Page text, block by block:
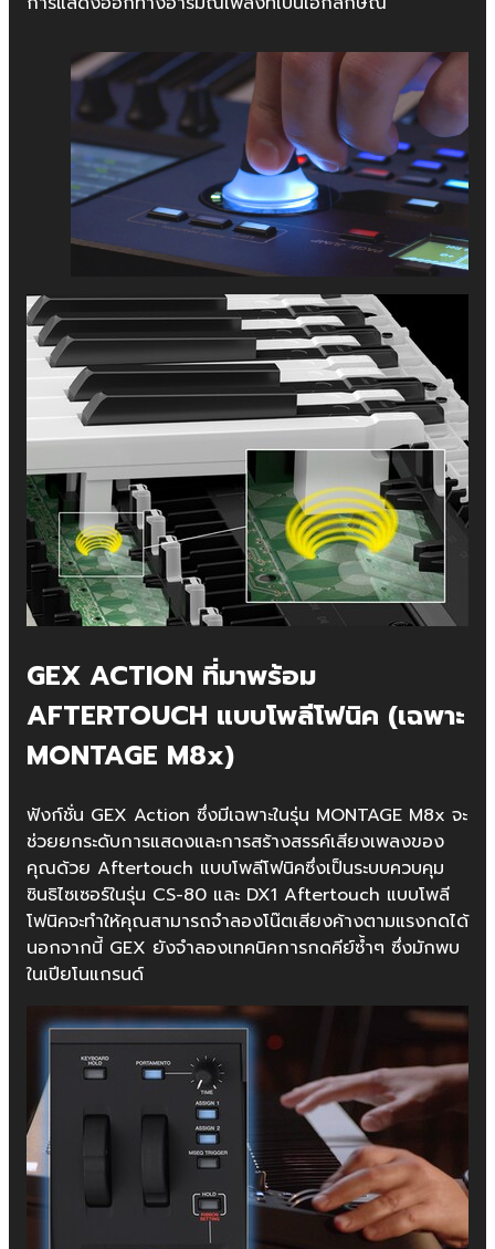
GEX ACTION ที่มาพร้อม
AFTERTOUCH แบบโพลีโฟนิค (เฉพาะ
MONTAGE M8x)
ฟังก์ชั่น GEX Action ซึ่งมีเฉพาะในรุ่น MONTAGE M8x จะ
ช่วยยกระดับการแสดงและการสร้างสรรค์เสียงเพลงของ
คุณด้วย Aftertouch แบบโพลีโฟนิคซึ่งเป็นระบบควบคุม
ซินธิไซเซอร์ในรุ่น CS-80 และ DX1 Aftertouch แบบโพลี
โฟนิคจะทำให้คุณสามารถจำลองโน๊ตเสียงค้างตามแรงกดได้
นอกจากนี้ GEX ยังจำลองเทคนิคการกดคีย์ซ้ำๆ ซึ่งมักพบ
ในเปียโนแกรนด์